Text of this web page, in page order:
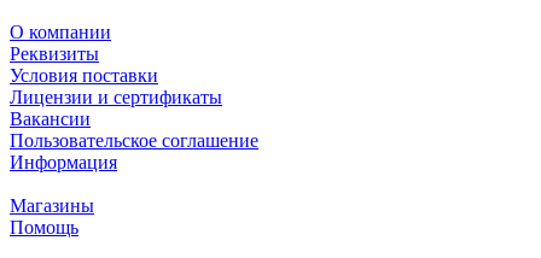
О компании
Реквизиты
Условия поставки
Лицензии и сертификаты
Вакансии
Пользовательское соглашение
Информация
Магазины
Помощь